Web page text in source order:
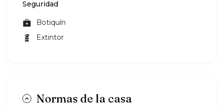
Seguridad
Botiquín
Extintor
Normas de la casa